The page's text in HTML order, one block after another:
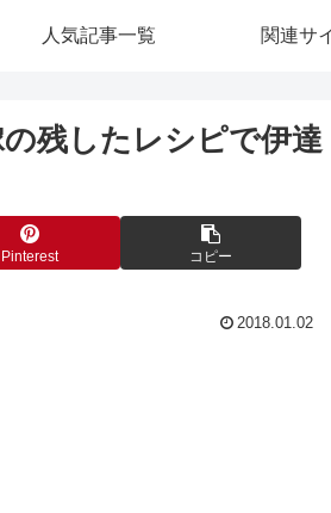
人気記事一覧 関連サ
残したレシピで伊達
Pinterest コピー
2018.01.02